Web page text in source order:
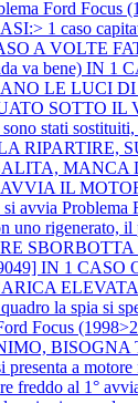
Ford
1 caso
A VOLTE
va bene) IN
LE
SOTTO IL
stati
RIPARTIRE,
IL
avvia Problema
rigenerato, il
IN 1
la spia
Focus
a
freddo al 1°